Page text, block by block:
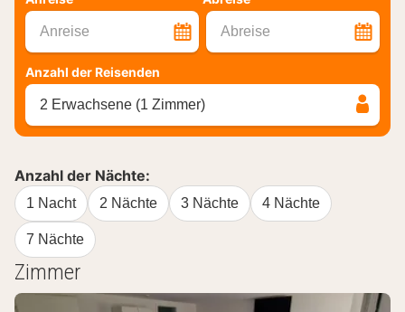
Anreise Abreise
Anzahl der Reisenden
2 Erwachsene (1 Zimmer)
Anzahl der Nächte:
1 Nacht 2 Nächte 3 Nächte 4 Nächte
7 Nächte
Zimmer